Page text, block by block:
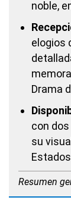
noble,
elogios
Drama
con
su
Resumen